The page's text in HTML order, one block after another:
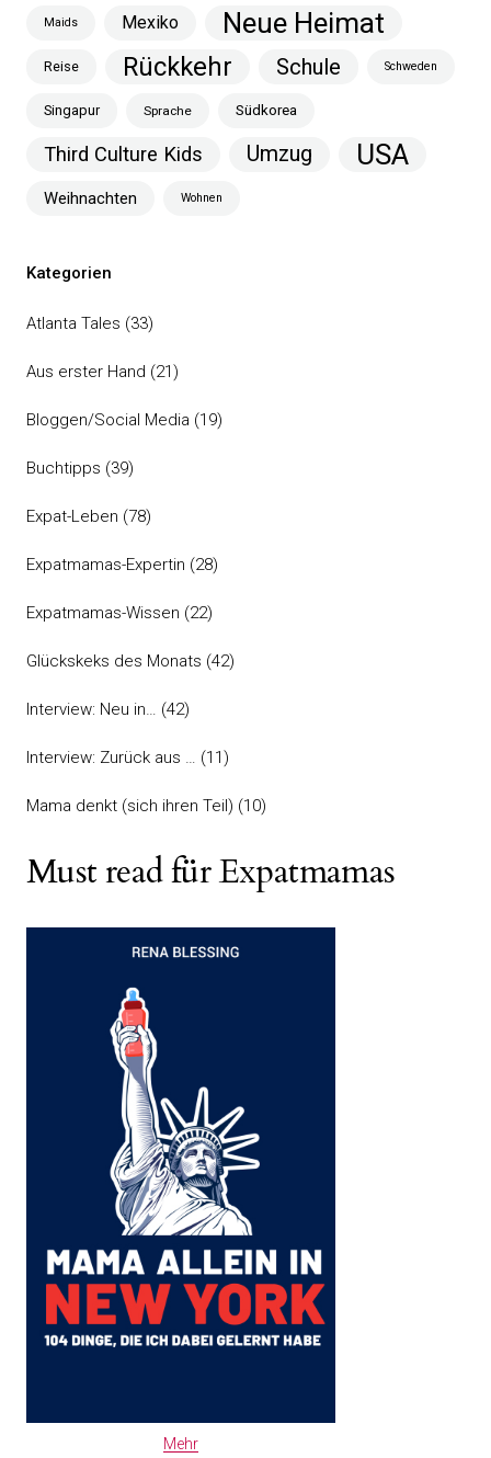
Maids Mexiko Neue Heimat
Reise Rückkehr Schule Schweden
Singapur Sprache Südkorea
Third Culture Kids Umzug USA
Weihnachten Wohnen
Kategorien
Atlanta Tales (33)
Aus erster Hand (21)
Bloggen/Social Media (19)
Buchtipps (39)
Expat-Leben (78)
Expatmamas-Expertin (28)
Expatmamas-Wissen (22)
Glückskeks des Monats (42)
Interview: Neu in… (42)
Interview: Zurück aus … (11)
Mama denkt (sich ihren Teil) (10)
Must read für Expatmamas
Mehr